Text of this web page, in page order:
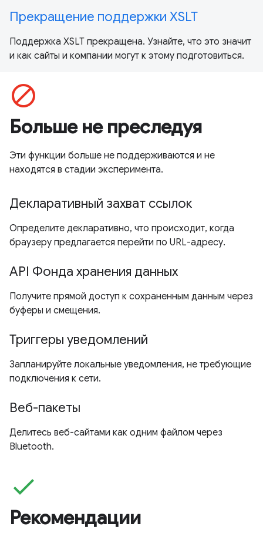
Прекращение поддержки XSLT
Поддержка XSLT прекращена. Узнайте, что это значит
и как сайты и компании могут к этому подготовиться.
block
Больше не преследуя
Эти функции больше не поддерживаются и не
находятся в стадии эксперимента.
Декларативный захват ссылок
Определите декларативно, что происходит, когда
браузеру предлагается перейти по URL-адресу.
API Фонда хранения данных
Получите прямой доступ к сохраненным данным через
буферы и смещения.
Триггеры уведомлений
Запланируйте локальные уведомления, не требующие
подключения к сети.
Веб-пакеты
Делитесь веб-сайтами как одним файлом через
Bluetooth.
check
Рекомендации